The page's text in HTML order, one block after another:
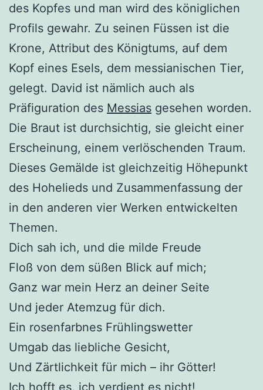
des Kopfes und man wird des königlichen
Profils gewahr. Zu seinen Füssen ist die
Krone, Attribut des Königtums, auf dem
Kopf eines Esels, dem messianischen Tier,
gelegt. David ist nämlich auch als
Präfiguration des Messias gesehen worden.
Die Braut ist durchsichtig, sie gleicht einer
Erscheinung, einem verlöschenden Traum.
Dieses Gemälde ist gleichzeitig Höhepunkt
des Hohelieds und Zusammenfassung der
in den anderen vier Werken entwickelten
Themen.
Dich sah ich, und die milde Freude
Floß von dem süßen Blick auf mich;
Ganz war mein Herz an deiner Seite
Und jeder Atemzug für dich.
Ein rosenfarbnes Frühlingswetter
Umgab das liebliche Gesicht,
Und Zärtlichkeit für mich – ihr Götter!
Ich hofft es, ich verdient es nicht!